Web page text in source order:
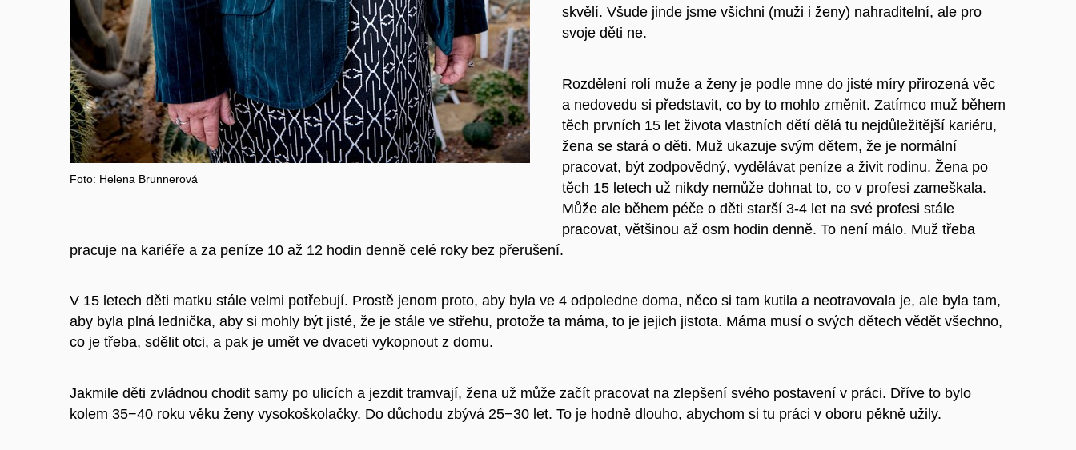
Foto: Helena Brunnerová
skvělí. Všude jinde jsme všichni (muži i ženy) nahraditelní, ale pro
svoje děti ne.
Rozdělení rolí muže a ženy je podle mne do jisté míry přirozená věc
a nedovedu si představit, co by to mohlo změnit. Zatímco muž během
těch prvních 15 let života vlastních dětí dělá tu nejdůležitější kariéru,
žena se stará o děti. Muž ukazuje svým dětem, že je normální
pracovat, být zodpovědný, vydělávat peníze a živit rodinu. Žena po
těch 15 letech už nikdy nemůže dohnat to, co v profesi zameškala.
Může ale během péče o děti starší 3-4 let na své profesi stále
pracovat, většinou až osm hodin denně. To není málo. Muž třeba
pracuje na kariéře a za peníze 10 až 12 hodin denně celé roky bez přerušení.
V 15 letech děti matku stále velmi potřebují. Prostě jenom proto, aby byla ve 4 odpoledne doma, něco si tam kutila a neotravovala je, ale byla tam,
aby byla plná lednička, aby si mohly být jisté, že je stále ve střehu, protože ta máma, to je jejich jistota. Máma musí o svých dětech vědět všechno,
co je třeba, sdělit otci, a pak je umět ve dvaceti vykopnout z domu.
Jakmile děti zvládnou chodit samy po ulicích a jezdit tramvají, žena už může začít pracovat na zlepšení svého postavení v práci. Dříve to bylo
kolem 35−40 roku věku ženy vysokoškolačky. Do důchodu zbývá 25−30 let. To je hodně dlouho, abychom si tu práci v oboru pěkně užily.